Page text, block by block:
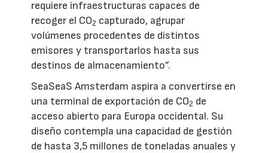
requiere infraestructuras capaces de
recoger el CO2 capturado, agrupar
volúmenes procedentes de distintos
emisores y transportarlos hasta sus
destinos de almacenamiento”.
SeaSeaS Amsterdam aspira a convertirse en
una terminal de exportación de CO2 de
acceso abierto para Europa occidental. Su
diseño contempla una capacidad de gestión
de hasta 3,5 millones de toneladas anuales y